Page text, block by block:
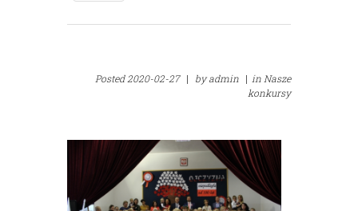
Posted2020-02-27 | byadmin | in Nasze
konkursy